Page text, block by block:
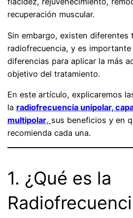
recuperación muscular.
Sin embargo, existen diferentes
radiofrecuencia, y es
diferencias para aplicar la más
objetivo del tratamiento.
En este artículo, explicaremos
la radiofrecuencia unipolar,
multipolar, sus beneficios y en
recomienda cada una.
1. ¿Qué es la